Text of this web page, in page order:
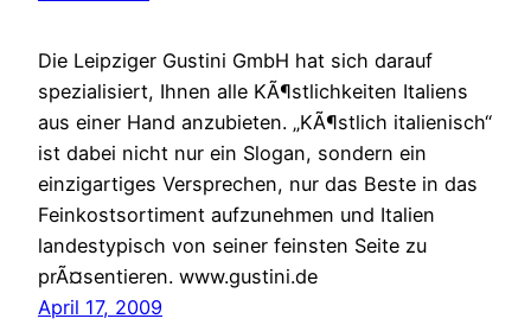
Die Leipziger Gustini GmbH hat sich darauf
spezialisiert, Ihnen alle KÃ¶stlichkeiten Italiens
aus einer Hand anzubieten. „KÃ¶stlich italienisch“
ist dabei nicht nur ein Slogan, sondern ein
einzigartiges Versprechen, nur das Beste in das
Feinkostsortiment aufzunehmen und Italien
landestypisch von seiner feinsten Seite zu
prÃ¤sentieren. www.gustini.de
April 17, 2009